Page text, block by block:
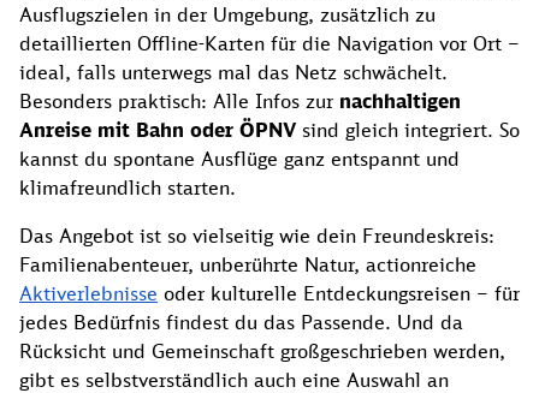
Ausflugszielen in der Umgebung, zusätzlich zu
detaillierten Offline-Karten für die Navigation vor Ort –
ideal, falls unterwegs mal das Netz schwächelt.
Besonders praktisch: Alle Infos zur nachhaltigen
Anreise mit Bahn oder ÖPNV sind gleich integriert. So
kannst du spontane Ausflüge ganz entspannt und
klimafreundlich starten.
Das Angebot ist so vielseitig wie dein Freundeskreis:
Familienabenteuer, unberührte Natur, actionreiche
Aktiverlebnisse oder kulturelle Entdeckungsreisen – für
jedes Bedürfnis findest du das Passende. Und da
Rücksicht und Gemeinschaft großgeschrieben werden,
gibt es selbstverständlich auch eine Auswahl an